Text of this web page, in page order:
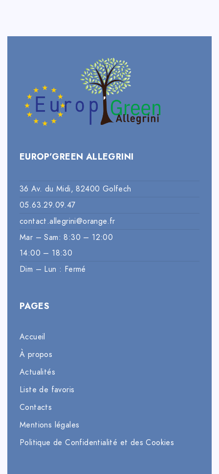
EUROP’GREEN ALLEGRINI
36 Av. du Midi, 82400 Golfech
05.63.29.09.47
contact.allegrini@orange.fr
Mar – Sam: 8:30 – 12:00
14:00 – 18:30
Dim – Lun : Fermé
PAGES
Accueil
À propos
Actualités
Liste de favoris
Contacts
Mentions légales
Politique de Confidentialité et des Cookies